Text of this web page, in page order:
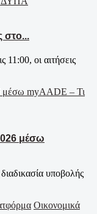
στο...
οι αιτήσεις
μέσω
υποβολής
Οικονομικά